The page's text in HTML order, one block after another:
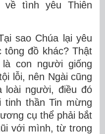
về tình yêu Thiên
sao Chúa lại yêu
đồ khác? Thật
con người giống
lỗi, nên Ngài cũng
loài người, điều đó
thần Tin mừng
cụ thể phải bắt
với mình, từ trong